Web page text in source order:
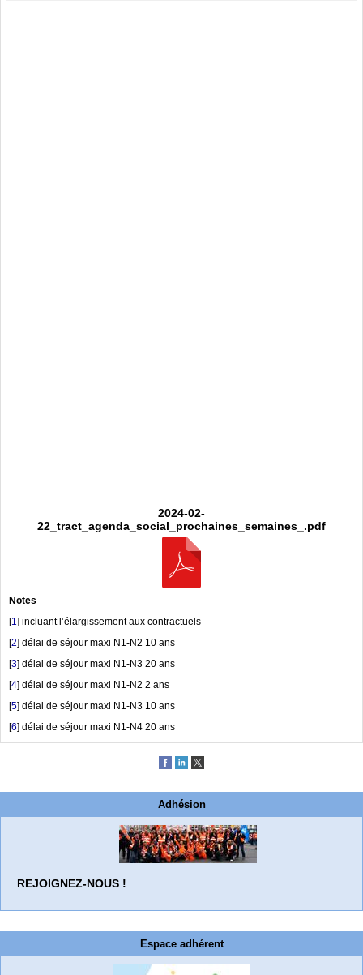
2024-02-
22_tract_agenda_social_prochaines_semaines_.pdf
Notes
[1] incluant l’élargissement aux contractuels
[2] délai de séjour maxi N1-N2 10 ans
[3] délai de séjour maxi N1-N3 20 ans
[4] délai de séjour maxi N1-N2 2 ans
[5] délai de séjour maxi N1-N3 10 ans
[6] délai de séjour maxi N1-N4 20 ans
Adhésion
REJOIGNEZ-NOUS !
Espace adhérent